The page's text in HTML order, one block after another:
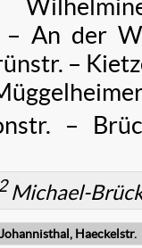
– An der
–
–
Michael-
Haeckelstr.